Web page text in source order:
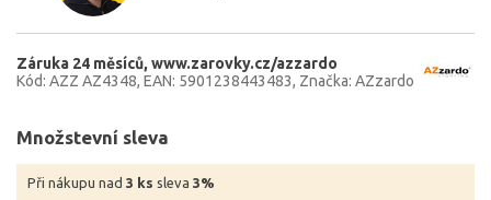
Záruka 24 měsíců www.zarovky.cz/azzardo
Kód: AZZ AZ4348 EAN: 5901238443483 Značka: AZzardo
Množstevní sleva
Při nákupu nad 3 ks sleva 3%